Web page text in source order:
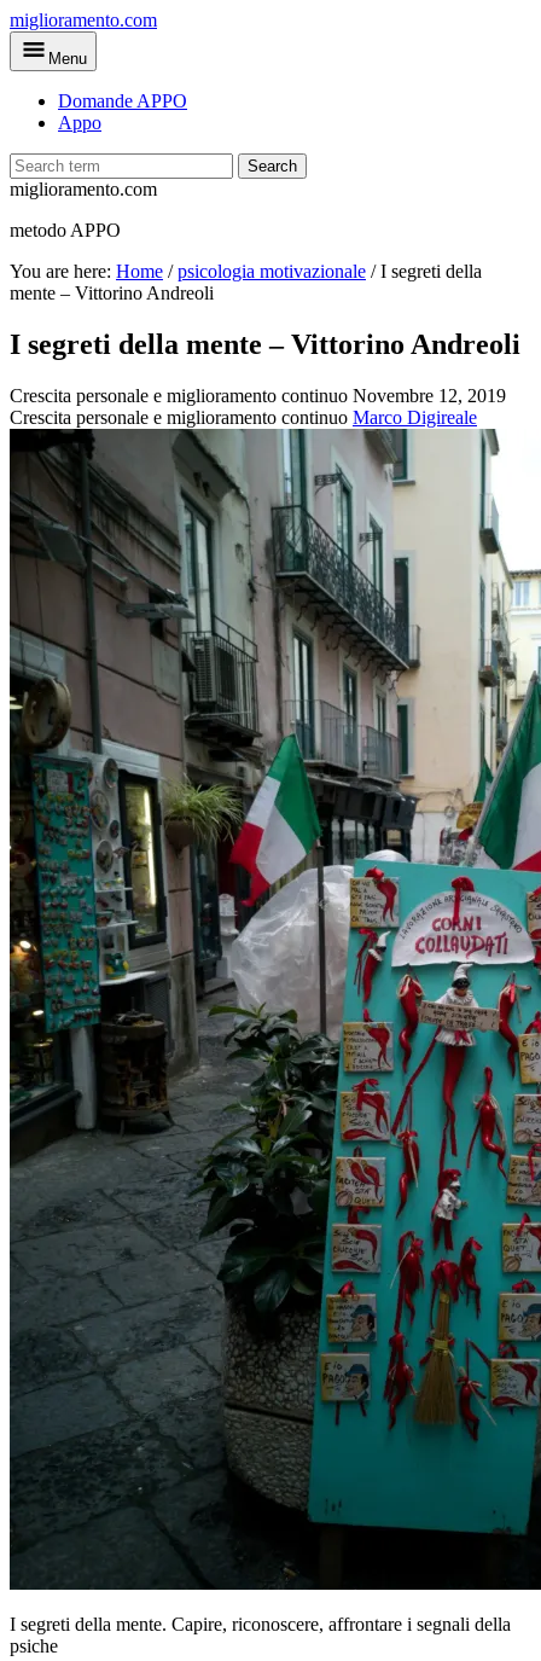
Skip
to
main
miglioramento.com
Menu
Domande APPO
Appo
Search
miglioramento.com
metodo APPO
You are here: Home /psicologia motivazionale /I segreti della
mente – Vittorino Andreoli
I segreti della mente – Vittorino Andreoli
Crescita personale e miglioramento continuo Novembre 12, 2019
Crescita personale e miglioramento continuo Marco Digireale
I segreti della mente. Capire, riconoscere, affrontare i segnali della
psiche